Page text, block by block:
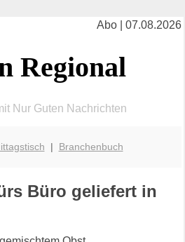
Abo | 07.08.2026
Regional
Nur Guten Nachrichten
| Branchenbuch
Büro geliefert in